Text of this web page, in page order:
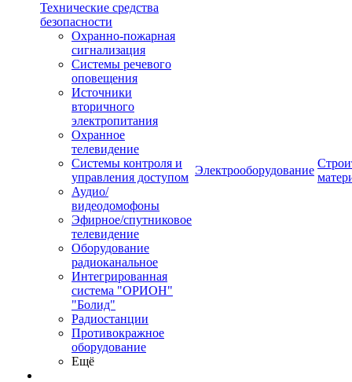
Технические средства
безопасности
Охранно-пожарная
сигнализация
Системы речевого
оповещения
Источники
вторичного
электропитания
Охранное
телевидение
Системы контроля и
управления доступом
Аудио/
видеодомофоны
Эфирное/спутниковое
телевидение
Оборудование
радиоканальное
Интегрированная
система "ОРИОН"
"Болид"
Радиостанции
Противокражное
оборудование
Ещё
Электрооборудование